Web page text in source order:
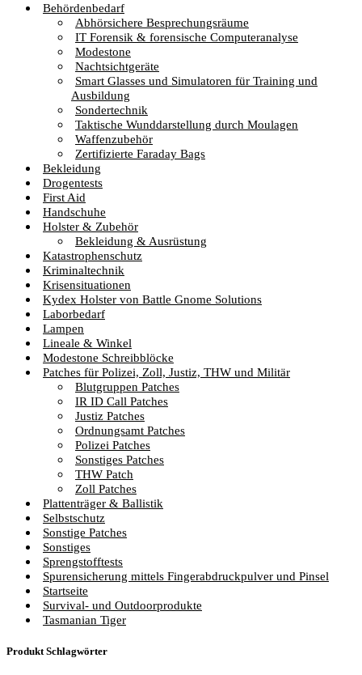
Behördenbedarf
Abhörsichere Besprechungsräume
IT Forensik & forensische Computeranalyse
Modestone
Nachtsichtgeräte
Smart Glasses und Simulatoren für Training und
Ausbildung
Sondertechnik
Taktische Wunddarstellung durch Moulagen
Waffenzubehör
Zertifizierte Faraday Bags
Bekleidung
Drogentests
First Aid
Handschuhe
Holster & Zubehör
Bekleidung & Ausrüstung
Katastrophenschutz
Kriminaltechnik
Krisensituationen
Kydex Holster von Battle Gnome Solutions
Laborbedarf
Lampen
Lineale & Winkel
Modestone Schreibblöcke
Patches für Polizei, Zoll, Justiz, THW und Militär
Blutgruppen Patches
IR ID Call Patches
Justiz Patches
Ordnungsamt Patches
Polizei Patches
Sonstiges Patches
THW Patch
Zoll Patches
Plattenträger & Ballistik
Selbstschutz
Sonstige Patches
Sonstiges
Sprengstofftests
Spurensicherung mittels Fingerabdruckpulver und Pinsel
Startseite
Survival- und Outdoorprodukte
Tasmanian Tiger
Produkt Schlagwörter